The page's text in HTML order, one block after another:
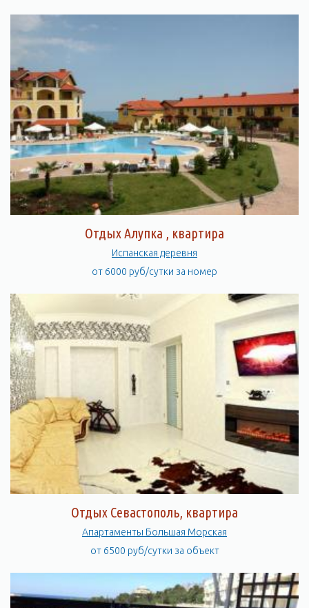
Отдых Алупка , квартира
Испанская деревня
от 6000 руб/сутки за номер
Отдых Севастополь, квартира
Апартаменты Большая Морская
от 6500 руб/сутки за объект